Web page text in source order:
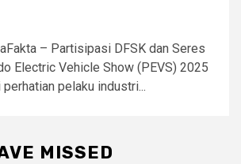
– Partisipasi DFSK dan Seres
Electric Vehicle Show (PEVS) 2025
pelaku industri...
MISSED